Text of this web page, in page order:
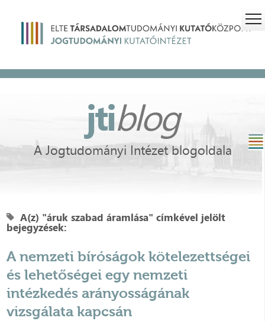
jtiblog
A Jogtudományi Intézet blogoldala
A(z) "áruk szabad áramlása" címkével jelölt
bejegyzések:
A nemzeti bíróságok kötelezettségei
és lehetőségei egy nemzeti
intézkedés arányosságának
vizsgálata kapcsán